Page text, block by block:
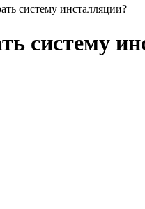
систему инсталляции?
систему